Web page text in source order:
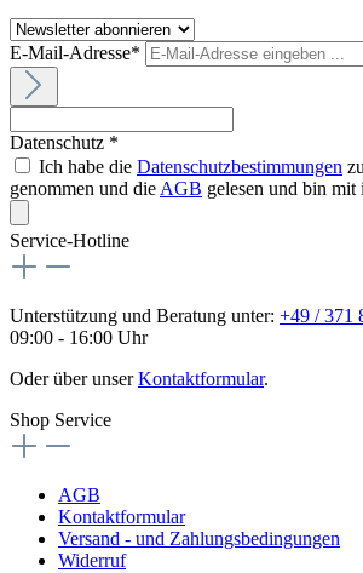
E-Mail-Adresse*
Datenschutz *
Ich habe die Datenschutzbestimmungen
genommen und die AGB gelesen und bin mit
Service-Hotline
Unterstützung und Beratung unter: +49 / 371
09:00 - 16:00 Uhr
Oder über unserKontaktformular.
Shop Service
AGB
Kontaktformular
Versand - und Zahlungsbedingungen
Widerruf